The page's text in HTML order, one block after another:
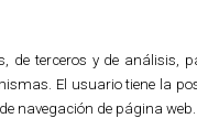
de terceros y de
El usuario tiene la
navegación de página web.